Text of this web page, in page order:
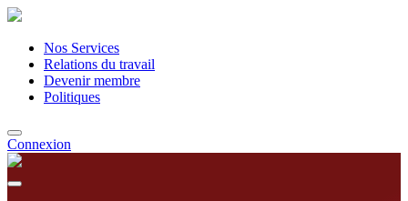
Nos Services
Relations du travail
Devenir membre
Politiques
Connexion